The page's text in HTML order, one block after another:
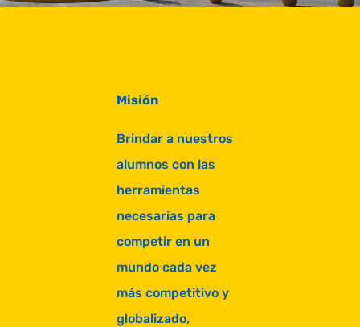
Misión
Brindar a nuestros
alumnos con las
herramientas
necesarias para
competir en un
mundo cada vez
más competitivo y
globalizado,